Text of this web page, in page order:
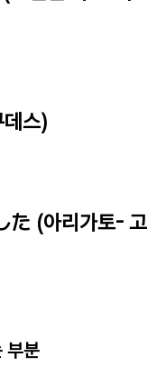
스)
(아리가토- 고
부분